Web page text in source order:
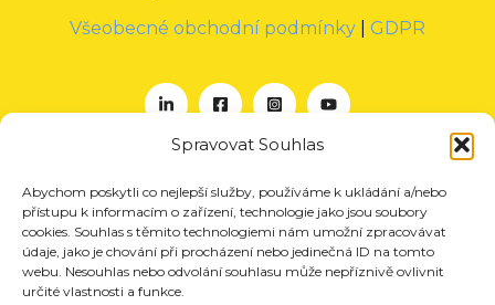
Spravovat Souhlas
Abychom poskytli co nejlepší služby, používáme k ukládání a/nebo
přístupu k informacím o zařízení, technologie jako jsou soubory
cookies. Souhlas s těmito technologiemi nám umožní zpracovávat
údaje, jako je chování při procházení nebo jedinečná ID na tomto
webu. Nesouhlas nebo odvolání souhlasu může nepříznivě ovlivnit
určité vlastnosti a funkce.
Všeobecné obchodní podmínky
GDPR
O nás
Projekty
Členství